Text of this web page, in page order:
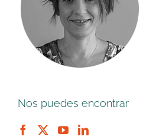
Nos puedes encontrar